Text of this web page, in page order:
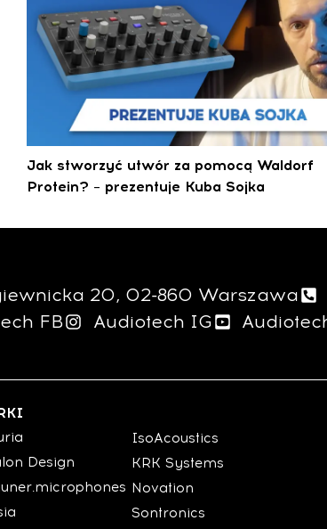
Jak stworzyć utwór za pomocą Waldorf
Protein? – prezentuje Kuba Sojka
20, 02-860 Warszawa
FB
Audiotech IG
Design
IsoAcoustics
KRK Systems
Novation
Sontronics